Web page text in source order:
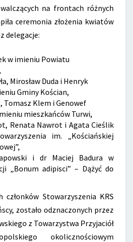
na frontach różnych
ceremonia złożenia kwiatów
delegacje:
w imieniu Powiatu
Mirosław Duda i Henryk
Gminy Kościan,
Tomasz Klem i Genowef
mieszkańców Turwi,
Renata Nawrot i Agata Cieślik
im. „Kościańskiej
i dr Maciej Badura w
„Bonum adipisci” – Dążyć do
Stowarzyszenia KRS
zostało odznaczonych przez
z Towarzystwa Przyjaciół
okolicznościowym